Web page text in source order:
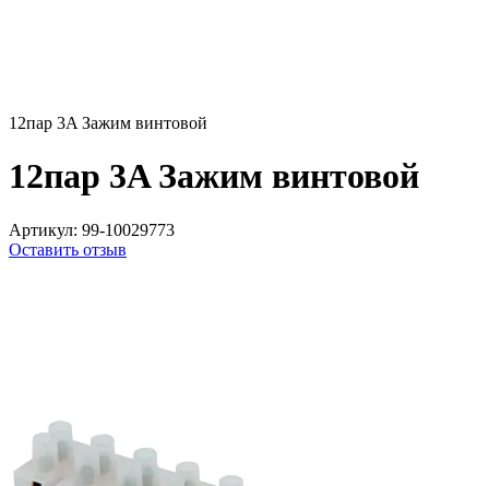
12пар 3A Зажим винтовой
12пар 3A Зажим винтовой
Артикул: 99-10029773
Оставить отзыв